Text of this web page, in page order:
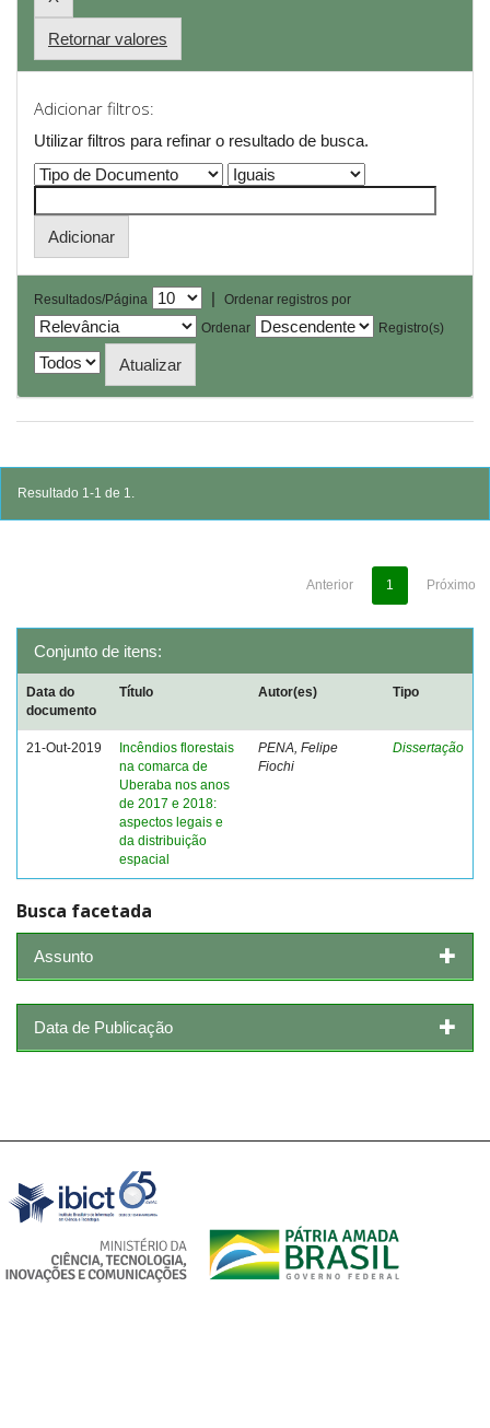
Retornar valores
Adicionar filtros:
Utilizar filtros para refinar o resultado de busca.
Resultados/Página |
Ordenar registros por
Ordenar
Registro(s)
Resultado 1-1 de 1.
Anterior 1 Próximo
Conjunto de itens:
Data do
documento
Título Autor(es) Tipo
21-Out-2019
Incêndios florestais
na comarca de
Uberaba nos anos
de 2017 e 2018:
aspectos legais e
da distribuição
espacial
PENA, Felipe
Fiochi
Dissertação
Busca facetada
Assunto
Data de Publicação